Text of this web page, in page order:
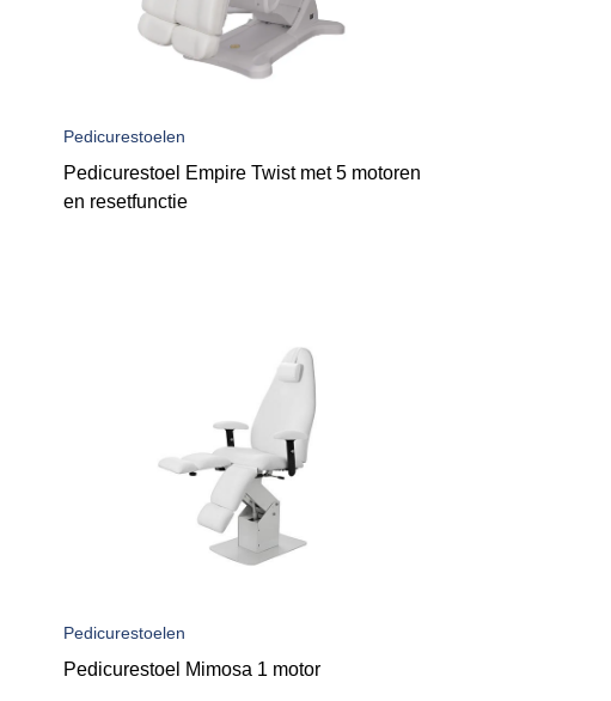
Pedicurestoelen
Pedicurestoel Empire Twist met 5 motoren
en resetfunctie
Pedicurestoelen
Pedicurestoel Mimosa 1 motor